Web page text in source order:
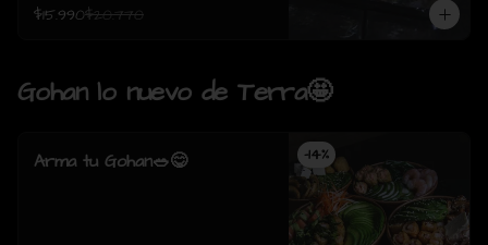
$15.990$20.770
Gohan lo nuevo de Terra🤩
-14%
Arma tu Gohan🥗😋